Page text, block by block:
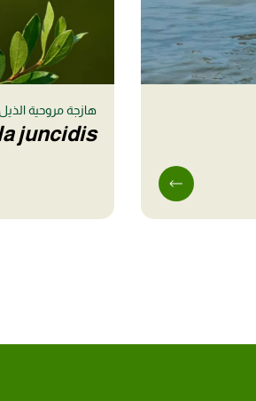
هازجة مروحية الذيل
juncidis